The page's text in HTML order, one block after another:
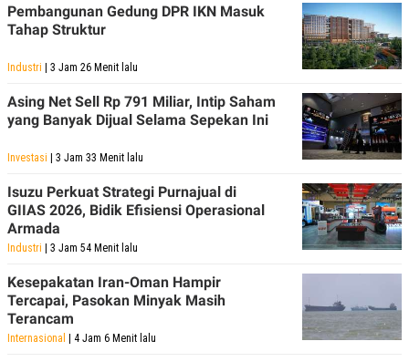
Pembangunan Gedung DPR IKN Masuk
Tahap Struktur
Industri | 3 Jam 26 Menit lalu
Asing Net Sell Rp 791 Miliar, Intip Saham
yang Banyak Dijual Selama Sepekan Ini
Investasi | 3 Jam 33 Menit lalu
Isuzu Perkuat Strategi Purnajual di
GIIAS 2026, Bidik Efisiensi Operasional
Armada
Industri | 3 Jam 54 Menit lalu
Kesepakatan Iran-Oman Hampir
Tercapai, Pasokan Minyak Masih
Terancam
Internasional | 4 Jam 6 Menit lalu